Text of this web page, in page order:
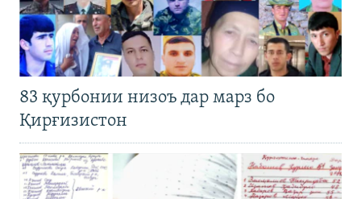
83 қурбонии низоъ дар марз бо
Қирғизистон